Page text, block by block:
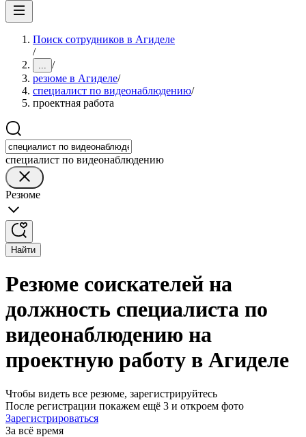
Поиск сотрудников в Агиделе
/
... /
резюме в Агиделе/
специалист по видеонаблюдению/
проектная работа
специалист по видеонаблюдению
Резюме
Найти
Резюме соискателей на
должность специалиста по
видеонаблюдению на
проектную работу в Агиделе
Чтобы видеть все резюме, зарегистрируйтесь
После регистрации покажем ещё 3 и откроем фото
Зарегистрироваться
За всё время